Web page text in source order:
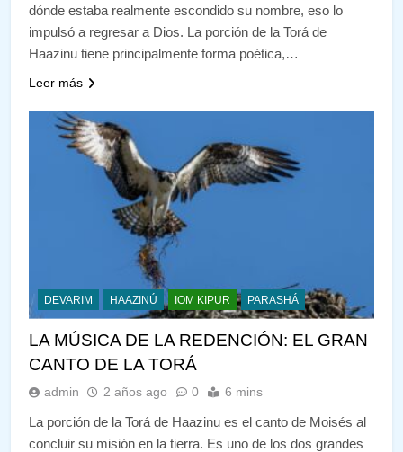
dónde estaba realmente escondido su nombre, eso lo
impulsó a regresar a Dios. La porción de la Torá de
Haazinu tiene principalmente forma poética,…
Leer más
DEVARIM HAAZINÚ IOM KIPUR PARASHÁ
LA MÚSICA DE LA REDENCIÓN: EL GRAN
CANTO DE LA TORÁ
admin 2 años ago 0 6 mins
La porción de la Torá de Haazinu es el canto de Moisés al
concluir su misión en la tierra. Es uno de los dos grandes